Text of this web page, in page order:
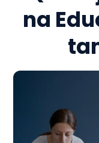
na